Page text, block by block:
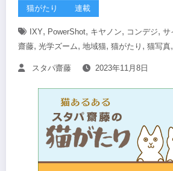
猫がたり 連載
IXY, PowerShot, キヤノン, コンデジ, サ
齋藤, 光学ズーム, 地域猫, 猫がたり , 猫写真,
スタパ齋藤 2023年11月8日